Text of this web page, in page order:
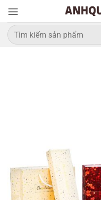
qua
nội
dung
Tìm
kiếm: